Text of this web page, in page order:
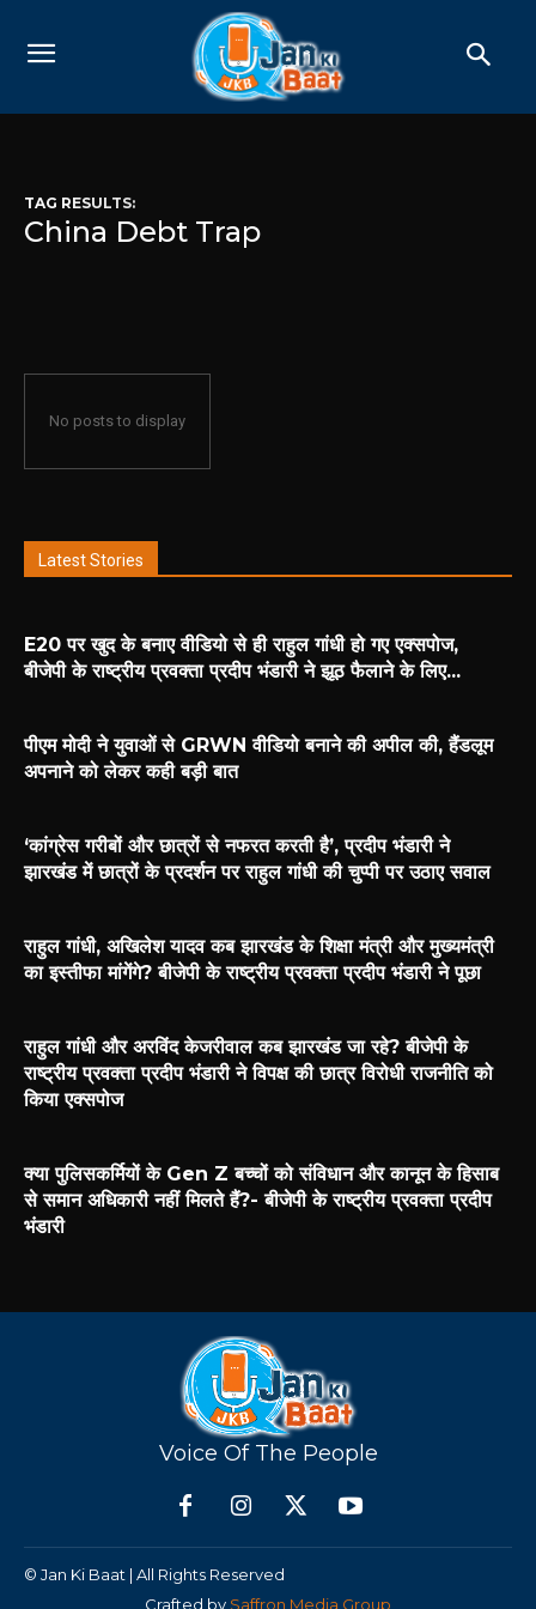
TAG RESULTS:
China Debt Trap
No posts to display
Latest Stories
E20 पर खुद के बनाए वीडियो से ही राहुल गांधी हो गए एक्सपोज,
बीजेपी के राष्ट्रीय प्रवक्ता प्रदीप भंडारी ने झूठ फैलाने के लिए...
पीएम मोदी ने युवाओं से GRWN वीडियो बनाने की अपील की, हैंडलूम
अपनाने को लेकर कही बड़ी बात
‘कांग्रेस गरीबों और छात्रों से नफरत करती है’, प्रदीप भंडारी ने
झारखंड में छात्रों के प्रदर्शन पर राहुल गांधी की चुप्पी पर उठाए सवाल
राहुल गांधी, अखिलेश यादव कब झारखंड के शिक्षा मंत्री और मुख्यमंत्री
का इस्तीफा मांगेंगे? बीजेपी के राष्ट्रीय प्रवक्ता प्रदीप भंडारी ने पूछा
राहुल गांधी और अरविंद केजरीवाल कब झारखंड जा रहे? बीजेपी के
राष्ट्रीय प्रवक्ता प्रदीप भंडारी ने विपक्ष की छात्र विरोधी राजनीति को
किया एक्सपोज
क्या पुलिसकर्मियों के Gen Z बच्चों को संविधान और कानून के हिसाब
से समान अधिकारी नहीं मिलते हैं?- बीजेपी के राष्ट्रीय प्रवक्ता प्रदीप
भंडारी
Voice Of The People
© Jan Ki Baat | All Rights Reserved
Crafted by Saffron Media Group